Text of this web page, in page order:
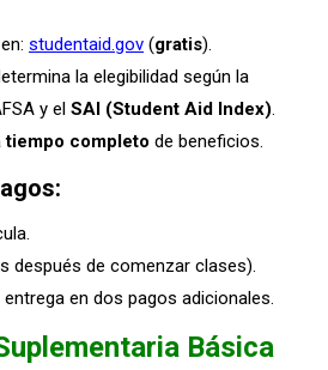
studentaid.gov (gratis).
la elegibilidad según la
y el SAI (Student Aid Index).
tiempo completo de beneficios.
después de comenzar clases).
en dos pagos adicionales.
Básica